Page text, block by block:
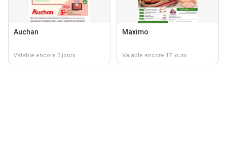
Auchan
Valable encore 3 jours
Maximo
Valable encore 17 jours